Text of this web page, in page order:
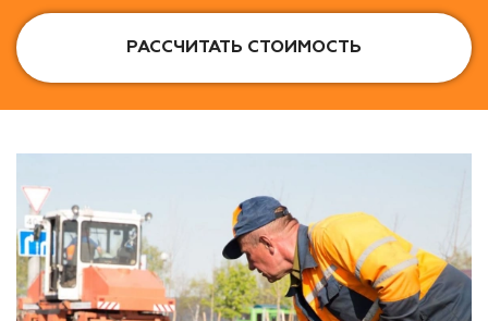
РАССЧИТАТЬ СТОИМОСТЬ